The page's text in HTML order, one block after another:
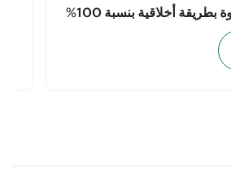
بطريقة أخلاقية بنسبة 100%